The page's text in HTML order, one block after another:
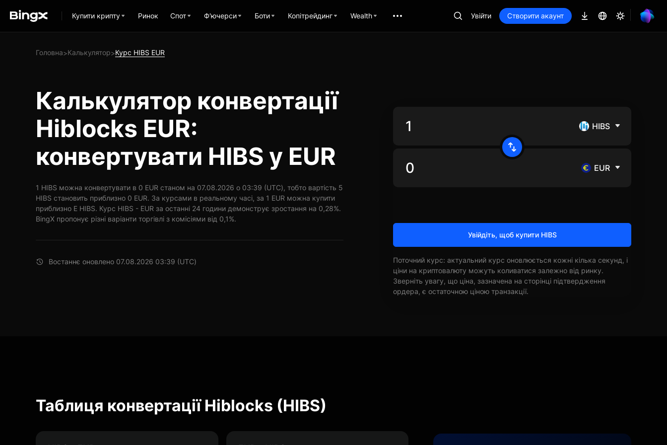
Купити крипту Ринок Спот Ф'ючерси Боти Копітрейдинг Wealth Увійти Створити акаунт
Головна>Калькулятор>Курс HIBS EUR
Калькулятор конвертації
Hiblocks EUR:
конвертувати HIBS у EUR
1 HIBS можна конвертувати в 0 EUR станом на 07.08.2026 о 03:39 (UTC), тобто вартість 5
HIBS становить приблизно 0 EUR. За курсами в реальному часі, за 1 EUR можна купити
приблизно E HIBS. Курс HIBS - EUR за останні 24 години демонструє зростання на 0,28%.
BingX пропонує різні варіанти торгівлі з комісіями від 0,1%.
Востаннє оновлено 07.08.2026 03:39 (UTC)
HIBS
EUR
Увійдіть, щоб купити HIBS
Поточний курс: актуальний курс оновлюється кожні кілька секунд, і
ціни на криптовалюту можуть коливатися залежно від ринку.
Зверніть увагу, що ціна, зазначена на сторінці підтвердження
ордера, є остаточною ціною транзакції.
Таблиця конвертації Hiblocks (HIBS)